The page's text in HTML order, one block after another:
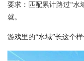
要求：匹配累计路过“水
就。
游戏里的“水域”长这个样